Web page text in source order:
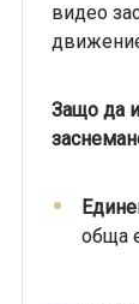
видео
Защо да
обща